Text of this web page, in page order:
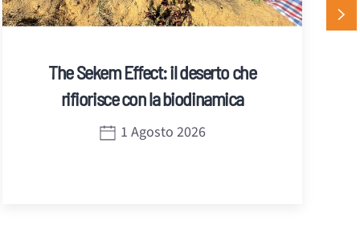
The Sekem Effect: il deserto che
rifiorisce con la biodinamica
1 Agosto 2026